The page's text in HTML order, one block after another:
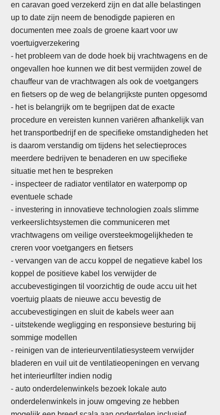
en caravan goed verzekerd zijn en dat alle belastingen
up to date zijn neem de benodigde papieren en
documenten mee zoals de groene kaart voor uw
voertuigverzekering
- het probleem van de dode hoek bij vrachtwagens en de
ongevallen hoe kunnen we dit best vermijden zowel de
chauffeur van de vrachtwagen als ook de voetgangers
en fietsers op de weg de belangrijkste punten opgesomd
- het is belangrijk om te begrijpen dat de exacte
procedure en vereisten kunnen variëren afhankelijk van
het transportbedrijf en de specifieke omstandigheden het
is daarom verstandig om tijdens het selectieproces
meerdere bedrijven te benaderen en uw specifieke
situatie met hen te bespreken
- inspecteer de radiator ventilator en waterpomp op
eventuele schade
- investering in innovatieve technologien zoals slimme
verkeerslichtsystemen die communiceren met
vrachtwagens om veilige oversteekmogelijkheden te
creren voor voetgangers en fietsers
- vervangen van de accu koppel de negatieve kabel los
koppel de positieve kabel los verwijder de
accubevestigingen til voorzichtig de oude accu uit het
voertuig plaats de nieuwe accu bevestig de
accubevestigingen en sluit de kabels weer aan
- uitstekende wegligging en responsieve besturing bij
sommige modellen
- reinigen van de interieurventilatiesysteem verwijder
bladeren en vuil uit de ventilatieopeningen en vervang
het interieurfilter indien nodig
-auto onderdelenwinkels bezoek lokale auto
onderdelenwinkels in jouw omgeving ze hebben